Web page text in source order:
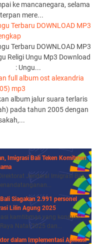
ke mancanegara, selama
mere...
Terbaru DOWNLOAD MP3
Terbaru DOWNLOAD MP3
Religi Ungu Mp3 Download
: Ungu...
full album ost alexandria
mp3
album jalur suara terlaris
pada tahun 2005 dengan
Imigrasi Bali Teken Komitmen
Jenderal Imigrasi Bali
Siagakan 2.991 personel
Lilin Agung 2025
kamtibmas yang kondusif
Natal 2025 dan...
dalam Implementasi Aplikasi